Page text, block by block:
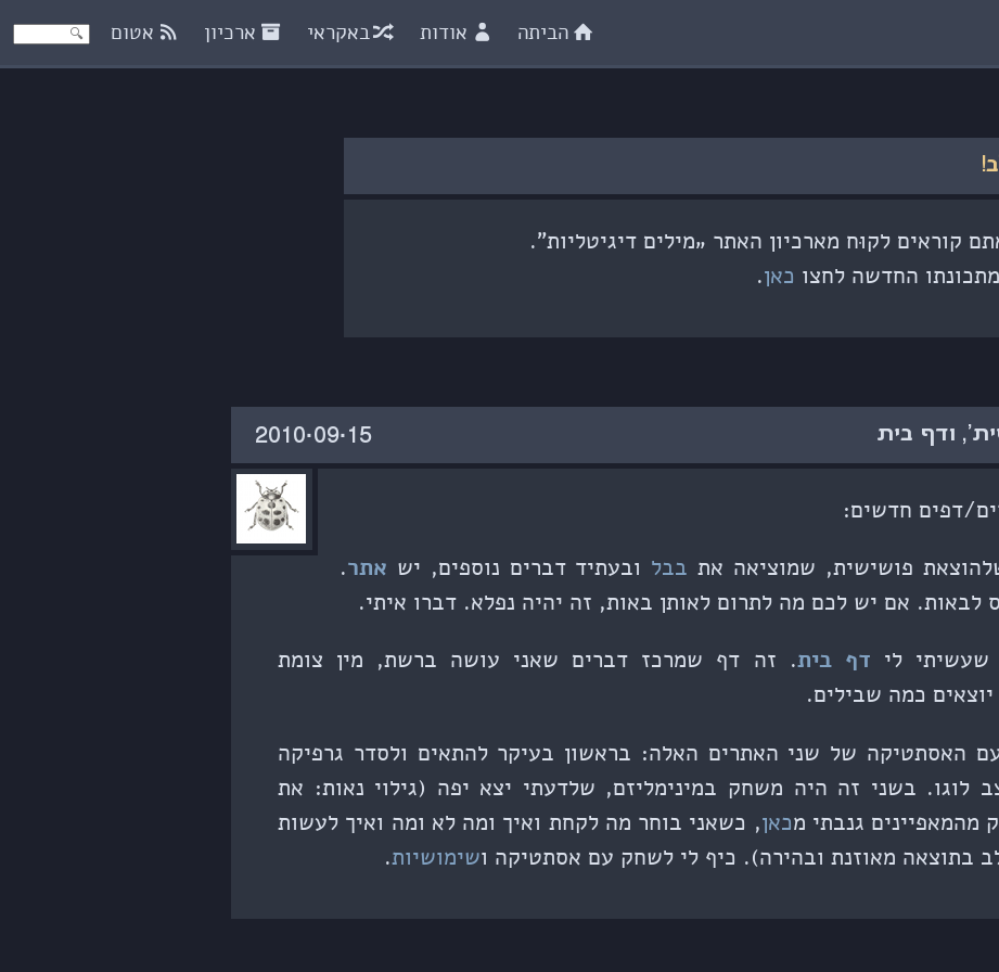
הביתה אודות באקראי ארכיון אטום
קוראים לקוּח מארכיון האתר „מילים דיגיטליות”.
החדשה לחצו כאן.
ודף בית ‎2010·09·15‏
דפים חדשים:
פושישית, שמוציאה את בבל ובעתיד דברים נוספים, יש אתר.
לבאות. אם יש לכם מה לתרום לאותן באות, זה יהיה נפלא. דברו איתי.
לי דף בית. זה דף שמרכז דברים שאני עושה ברשת, מין צומת
כמה שבילים.
האסתטיקה של שני האתרים האלה: בראשון בעיקר להתאים ולסדר גרפיקה
לוגו. בשני זה היה משחק במינימליזם, שלדעתי יצא יפה (גילוי נאות: את
מהמאפיינים גנבתי מכאן, כשאני בוחר מה לקחת ואיך ומה לא ומה ואיך לעשות
בתוצאה מאוזנת ובהירה). כיף לי לשחק עם אסתטיקה ושימושיות.